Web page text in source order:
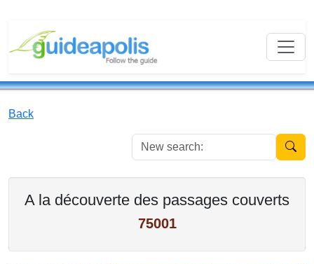
Back
New
A la découverte des passages couverts
75001